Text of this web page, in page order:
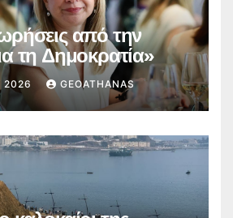
από την
τη Δημοκρατία»
GEOATHANAS